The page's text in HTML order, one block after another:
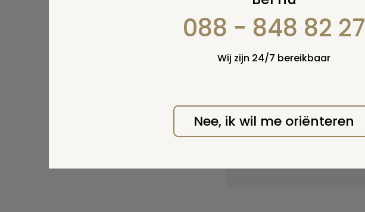
088 - 848 82 27
Wij zijn 24/7 bereikbaar
Nee, ik wil me oriënteren